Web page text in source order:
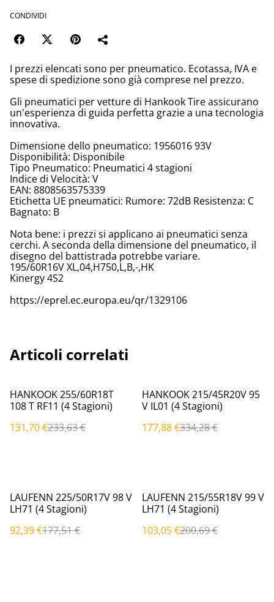
CONDIVIDI
I prezzi elencati sono per pneumatico. Ecotassa, IVA e
spese di spedizione sono già comprese nel prezzo.
Gli pneumatici per vetture di Hankook Tire assicurano
un'esperienza di guida perfetta grazie a una tecnologia
innovativa.
Dimensione dello pneumatico: 1956016 93V
Disponibilità: Disponibile
Tipo Pneumatico: Pneumatici 4 stagioni
Indice di Velocità: V
EAN: 8808563575339
Etichetta UE pneumatici: Rumore: 72dB Resistenza: C
Bagnato: B
Nota bene: i prezzi si applicano ai pneumatici senza
cerchi. A seconda della dimensione del pneumatico, il
disegno del battistrada potrebbe variare.
195/60R16V XL,04,H750,L,B,-,HK
Kinergy 4S2
https://eprel.ec.europa.eu/qr/1329106
Articoli correlati
%
HANKOOK 255/60R18T
108 T RF11 (4 Stagioni)
131,70 €233,63 €
%
HANKOOK 215/45R20V 95
V IL01 (4 Stagioni)
177,88 €334,28 €
%
LAUFENN 225/50R17V 98 V
LH71 (4 Stagioni)
92,39 €177,51 €
%
LAUFENN 215/55R18V 99 V
LH71 (4 Stagioni)
103,05 €200,69 €